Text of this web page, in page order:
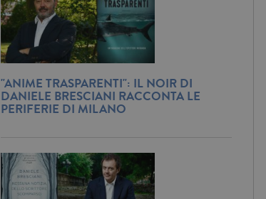
"ANIME TRASPARENTI": IL NOIR DI
DANIELE BRESCIANI RACCONTA LE
PERIFERIE DI MILANO